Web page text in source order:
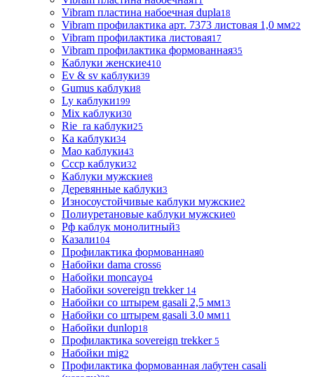
Vibram пластина набоечная dupla18
Vibram профилактика арт. 7373 листовая 1,0 мм22
Vibram профилактика листовая17
Vibram профилактика формованная35
Каблуки женские410
Ev & sv каблуки39
Gumus каблуки8
Ly каблуки199
Mix каблуки30
Rie_ra каблуки25
Ка каблуки34
Мао каблуки43
Ссср каблуки32
Каблуки мужские8
Деревянные каблуки3
Износоустойчивые каблуки мужские2
Полиуретановые каблуки мужские0
Рф каблук монолитный3
Казали104
Профилактика формованная0
Набойки dama cross6
Набойки moncayo4
Набойки sovereign trekker 14
Набойки со штырем gasali 2,5 мм13
Набойки со штырем gasali 3.0 мм11
Набойки dunlop18
Профилактика sovereign trekker 5
Набойки mig2
Профилактика формованная лабутен casali